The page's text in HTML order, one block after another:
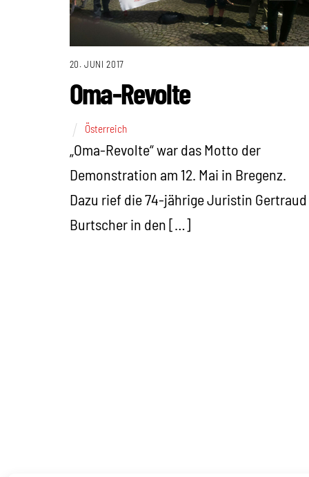
20. JUNI 2017
Oma-Revolte
Österreich
„Oma-Revolte“ war das Motto der
Demonstration am 12. Mai in Bregenz.
Dazu rief die 74-jährige Juristin Gertraud
Burtscher in den […]